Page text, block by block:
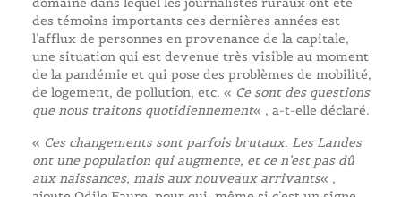
des témoins importants ces dernières années est
l’afflux de personnes en provenance de la capitale,
une situation qui est devenue très visible au moment
de la pandémie et qui pose des problèmes de mobilité,
de logement, de pollution, etc. « Ce sont des questions
que nous traitons quotidiennement« , a-t-elle déclaré.
« Ces changements sont parfois brutaux. Les Landes
ont une population qui augmente, et ce n’est pas dû
aux naissances, mais aux nouveaux arrivants« ,